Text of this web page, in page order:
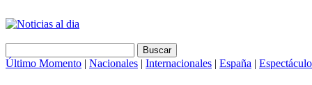
Último Momento | Nacionales | Internacionales | España |